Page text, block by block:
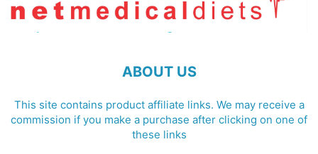
ABOUT US
This site contains product affiliate links. We may receive a
commission if you make a purchase after clicking on one of
these links